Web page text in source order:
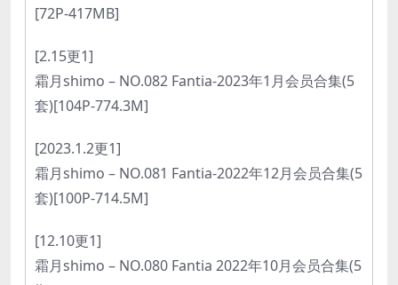
[72P-417MB]
[2.15更1]
霜月shimo – NO.082 Fantia-2023年1月会员合集(5
套)[104P-774.3M]
[2023.1.2更1]
霜月shimo – NO.081 Fantia-2022年12月会员合集(5
套)[100P-714.5M]
[12.10更1]
霜月shimo – NO.080 Fantia 2022年10月会员合集(5